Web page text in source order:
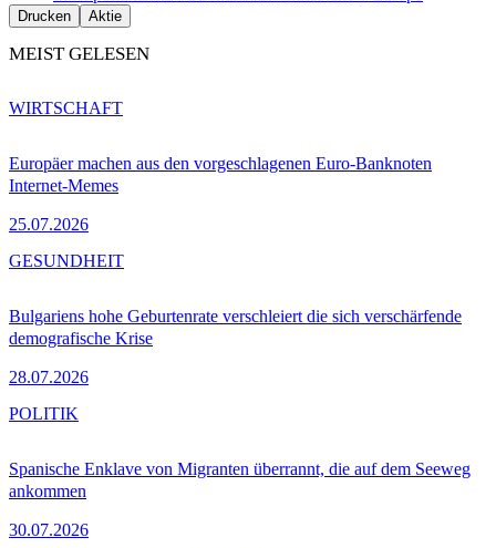
Drucken Aktie
MEIST GELESEN
Europäer machen aus den vorgeschlagenen Euro-Banknoten
Internet-Memes
25.07.2026
WIRTSCHAFT
Bulgariens hohe Geburtenrate verschleiert die sich verschärfende
demografische Krise
28.07.2026
GESUNDHEIT
Spanische Enklave von Migranten überrannt, die auf dem Seeweg
ankommen
30.07.2026
POLITIK